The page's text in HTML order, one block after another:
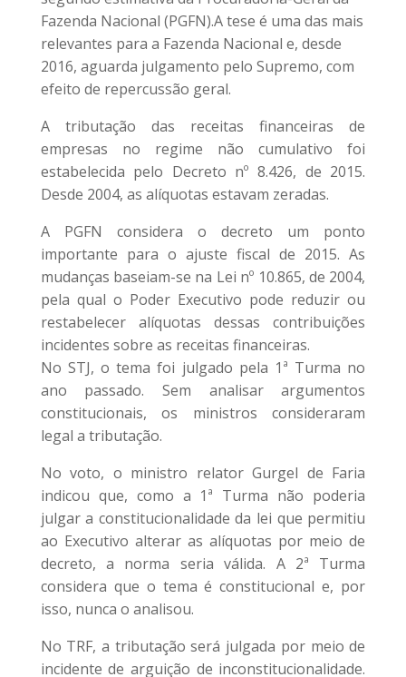
Fazenda Nacional (PGFN).A tese é uma das mais
relevantes para a Fazenda Nacional e, desde
2016, aguarda julgamento pelo Supremo, com
efeito de repercussão geral.
A tributação das receitas financeiras de
empresas no regime não cumulativo foi
estabelecida pelo Decreto nº 8.426, de 2015.
Desde 2004, as alíquotas estavam zeradas.
A PGFN considera o decreto um ponto
importante para o ajuste fiscal de 2015. As
mudanças baseiam-se na Lei nº 10.865, de 2004,
pela qual o Poder Executivo pode reduzir ou
restabelecer alíquotas dessas contribuições
incidentes sobre as receitas financeiras.
No STJ, o tema foi julgado pela 1ª Turma no
ano passado. Sem analisar argumentos
constitucionais, os ministros consideraram
legal a tributação.
No voto, o ministro relator Gurgel de Faria
indicou que, como a 1ª Turma não poderia
julgar a constitucionalidade da lei que permitiu
ao Executivo alterar as alíquotas por meio de
decreto, a norma seria válida. A 2ª Turma
considera que o tema é constitucional e, por
isso, nunca o analisou.
No TRF, a tributação será julgada por meio de
incidente de arguição de inconstitucionalidade.